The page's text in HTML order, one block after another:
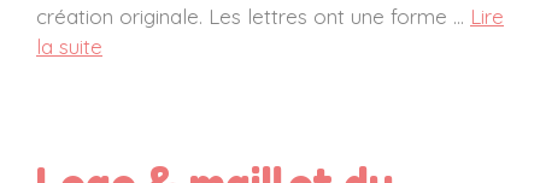
création originale. Les lettres ont une forme … Lire
la suite